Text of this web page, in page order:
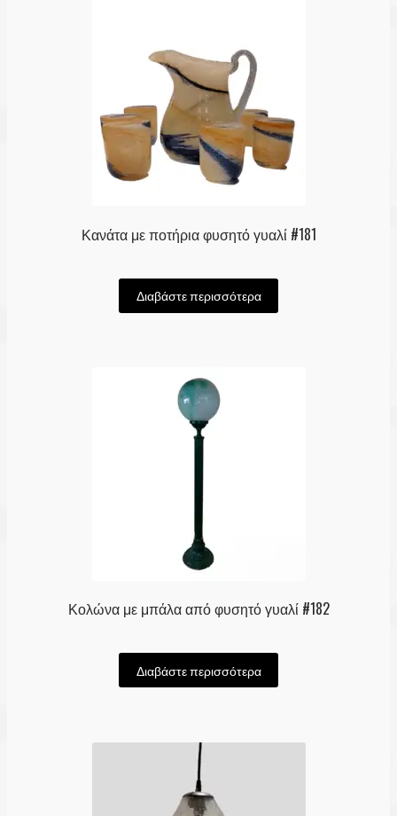
Κανάτα με ποτήρια φυσητό γυαλί #181
Διαβάστε περισσότερα
Κολώνα με μπάλα από φυσητό γυαλί #182
Διαβάστε περισσότερα